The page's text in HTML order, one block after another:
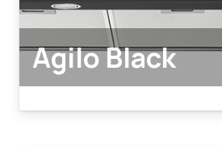
Agilo Black